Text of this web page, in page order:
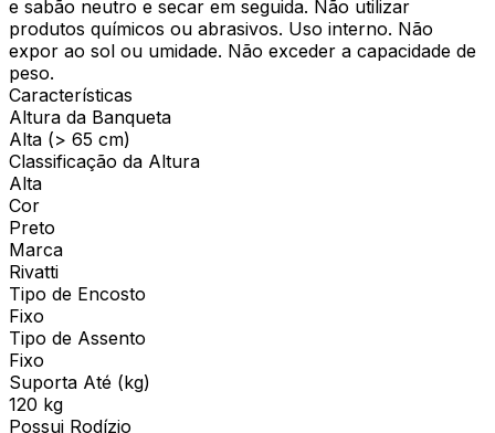
e sabão neutro e secar em seguida. Não utilizar
produtos químicos ou abrasivos. Uso interno. Não
expor ao sol ou umidade. Não exceder a capacidade de
peso.
Características
Altura da Banqueta
Alta (> 65 cm)
Classificação da Altura
Alta
Cor
Preto
Marca
Rivatti
Tipo de Encosto
Fixo
Tipo de Assento
Fixo
Suporta Até (kg)
120 kg
Possui Rodízio